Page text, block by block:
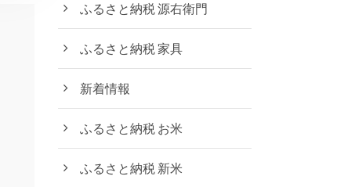
ふるさと納税 源右衛門
ふるさと納税 家具
新着情報
ふるさと納税 お米
ふるさと納税 新米